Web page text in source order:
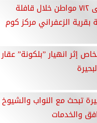
الكشف على ٧١٢ مواطن خلال قافلة
بقرية الزعفراني مركز كوم
7 أشخاص إثر انهيار ”بلكونة” عقار
تبحث مع النواب والشيوخ
والخدمات